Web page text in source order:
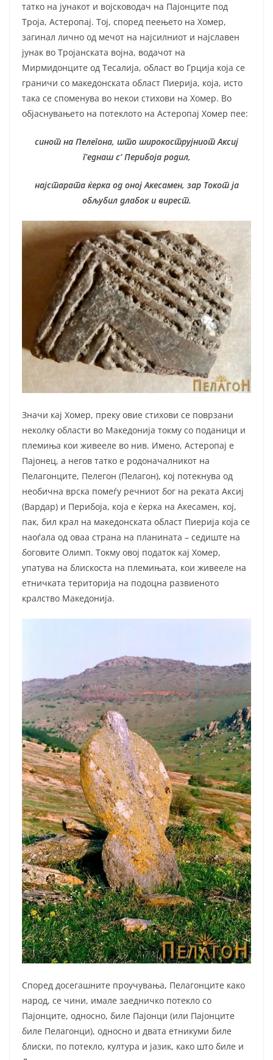
татко на јунакот и војсководач на Пајонците под
Троја, Астеропај. Тој, според пеењето на Хомер,
загинал лично од мечот на најсилниот и најславен
јунак во Тројанската војна, во­да­чот на
Мирмидонците од Тесалија, област во Грција која се
граничи со македонската област Пиерија, која, исто
така се споменува во некои сти­хови на Хомер. Во
објаснувањето на потеклото на Астеропај Хомер пее:
синот на Пелегона, што широкострујниот Аксиј
г’еднаш с’ Перибоја родил,
најстарата ќерка од оној Акесамен, зар Токот ја
обљубил длабок и вирест.
Значи кај Хомер, преку овие стихови се поврзани
неколку области во Македонија токму со поданици и
племиња кои живееле во нив. Имено, Астеропај е
Пајонец, а негов татко е родоначалникот на
Пелагонците, Пелегон (Пелагон), кој потекнува од
необична врска помеѓу речниот бог на реката Аксиј
(Вардар) и Перибоја, која е ќерка на Акесамен, кој,
пак, бил крал на македонската област Пиерија која се
наоѓала од оваа страна на плани­ната – седиште на
боговите Олимп. Токму овој податок кај Хомер,
упатува на блискоста на племињата, кои живееле на
етничката територија на подоцна развиеното
кралство Македонија.
Според досегашните проучувања, Пелагонците како
народ, се чини, имале заедничко потекло со
Пајонците, односно, биле Пајонци (или Пајонците
биле Пелагонци), односно и двата етникуми биле
блиски, по потекло, култура и јазик, како што биле и